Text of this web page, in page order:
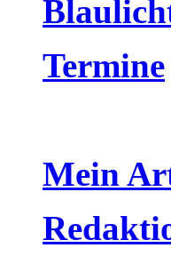
Termine
Mein